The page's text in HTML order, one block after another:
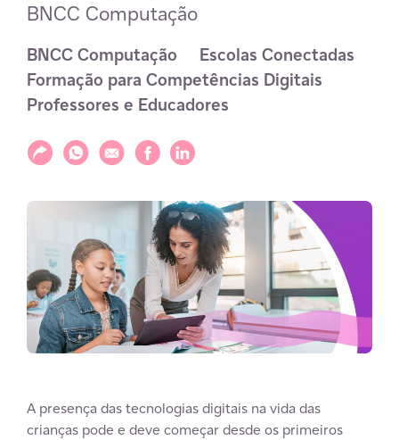
BNCC Computação
BNCC Computação
Escolas Conectadas
Formação para Competências Digitais
Professores e Educadores
Compartilhar
Compartilhar via WhatsApp
Compartilhar via E-mail
Compartilhar via Facebook
Compartilhar via LinkedIn
A presença das tecnologias digitais na vida das
crianças pode e deve começar desde os primeiros